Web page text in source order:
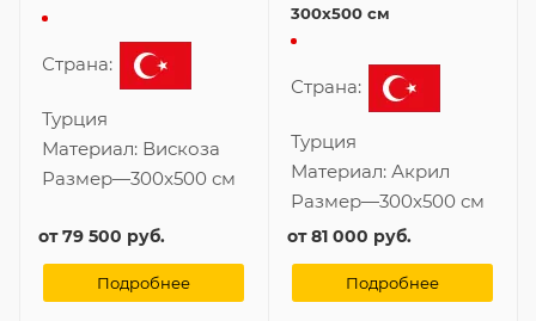
Страна:
Турция
Материал: Вискоза
Размер—300x500 см
от79 500 руб.
Подробнее
300x500 см
Страна:
Турция
Материал: Акрил
Размер—300x500 см
от81 000 руб.
Подробнее